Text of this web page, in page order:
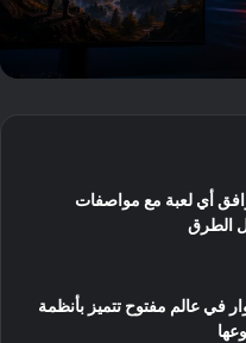
أي لعبة مع مواصفات
الطرق
في عالم مفتوح تتميز بأنظمة